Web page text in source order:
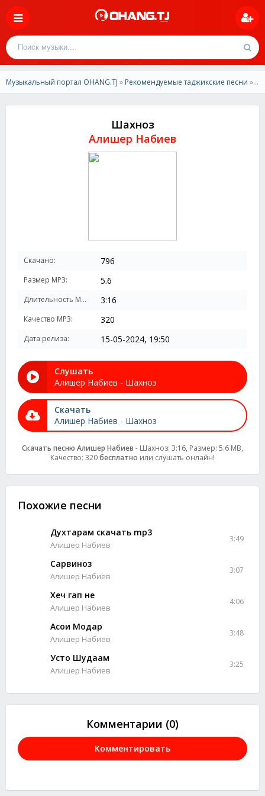
Музыкальный портал OHANG.TJ » Рекомендуемые таджикские песни » Алишер Набиев - Шахноз
Шахноз
Алишер Набиев
Скачано: 796
Размер MP3: 5.6
Длительность MP3: 3:16
Качество MP3: 320
Дата релиза: 15-05-2024, 19:50
Слушать
Алишер Набиев - Шахноз
Скачать
Алишер Набиев - Шахноз
Скачать песню Алишер Набиев - Шахноз: 3:16, Размер: 5.6 MB,
Качество: 320бесплатно или слушать онлайн!
Похожие песни
Духтарам скачать mp3
Алишер Набиев
3:49
Сарвиноз
Алишер Набиев
3:07
Хеч гап не
Алишер Набиев
4:06
Асои Модар
Алишер Набиев
3:48
Усто Шудаам
Алишер Набиев
3:25
Комментарии (0)
Комментировать